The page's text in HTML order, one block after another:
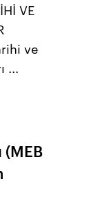
VE
ve
...